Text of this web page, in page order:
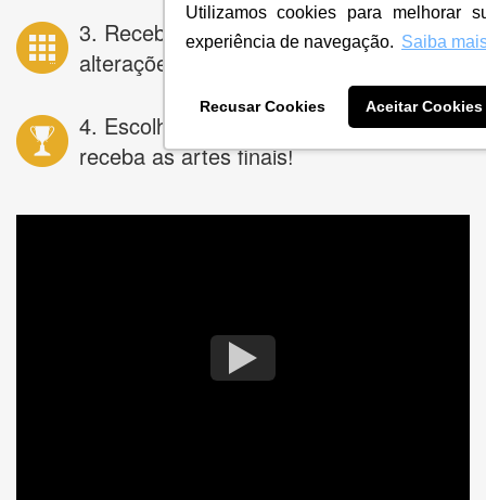
Utilizamos cookies para melhorar
experiência de navegação. Saiba
Recusar Cookies Aceitar Cookies
3. Receba dezenas de opções e peça
alterações ilimitadas
4. Escolha a melhor opção e
receba as artes finais!